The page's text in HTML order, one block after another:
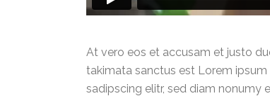
At vero eos et accusam et justo
takimata sanctus est Lorem
sadipscing elitr, sed diam